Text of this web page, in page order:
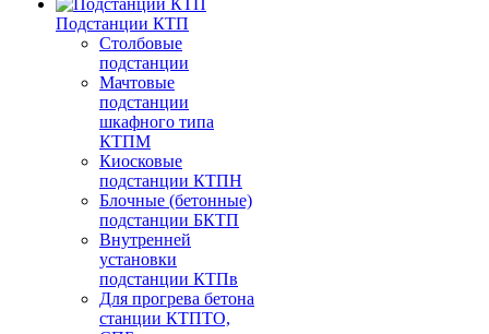
Подстанции КТП
Столбовые
подстанции
Мачтовые
подстанции
шкафного типа
КТПМ
Киосковые
подстанции КТПН
Блочные (бетонные)
подстанции БКТП
Внутренней
установки
подстанции КТПв
Для прогрева бетона
станции КТПТО,